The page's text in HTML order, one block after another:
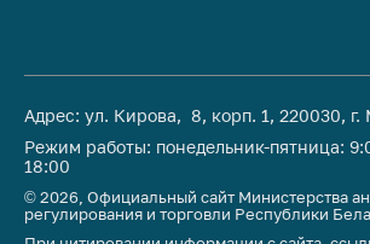
Прямaя телефоннaя
Горячая линия
Электронные
обращения
Адрес: ул. Кирова, 8, корп. 1, 220030, г.
Режим работы: понедельник-пятница:
18:00
© 2026, Официальный сайт Министерства
регулирования и торговли Республики